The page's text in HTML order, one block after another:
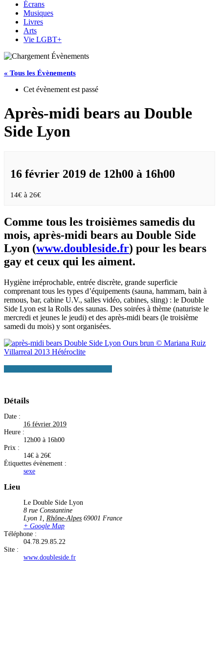
Écrans
Musiques
Livres
Arts
Vie LGBT+
« Tous les Évènements
Cet évènement est passé
Après-midi bears au Double
Side Lyon
16 février 2019 de 12h00 à 16h00
14€ à 26€
Comme tous les troisièmes samedis du
mois, après-midi bears au Double Side
Lyon (www.doubleside.fr) pour les bears
gay et ceux qui les aiment.
Hygiène irréprochable, entrée discrète, grande superficie
comprenant tous les types d’équipements (sauna, hammam, bain à
remous, bar, cabine U.V., salles vidéo, cabines, sling) : le Double
Side Lyon est la Rolls des saunas. Des soirées à thème (naturiste le
mercredi et jeunes le jeudi) et des après-midi bears (le troisième
samedi du mois) y sont organisées.
Détails
Date :
16 février 2019
Heure :
12h00 à 16h00
Prix :
14€ à 26€
Étiquettes évènement :
sexe
Lieu
Le Double Side Lyon
8 rue Constantine
Lyon 1
Rhône-Alpes 69001 France
+ Google Map
Téléphone :
04.78.29.85.22
Site :
www.doubleside.fr